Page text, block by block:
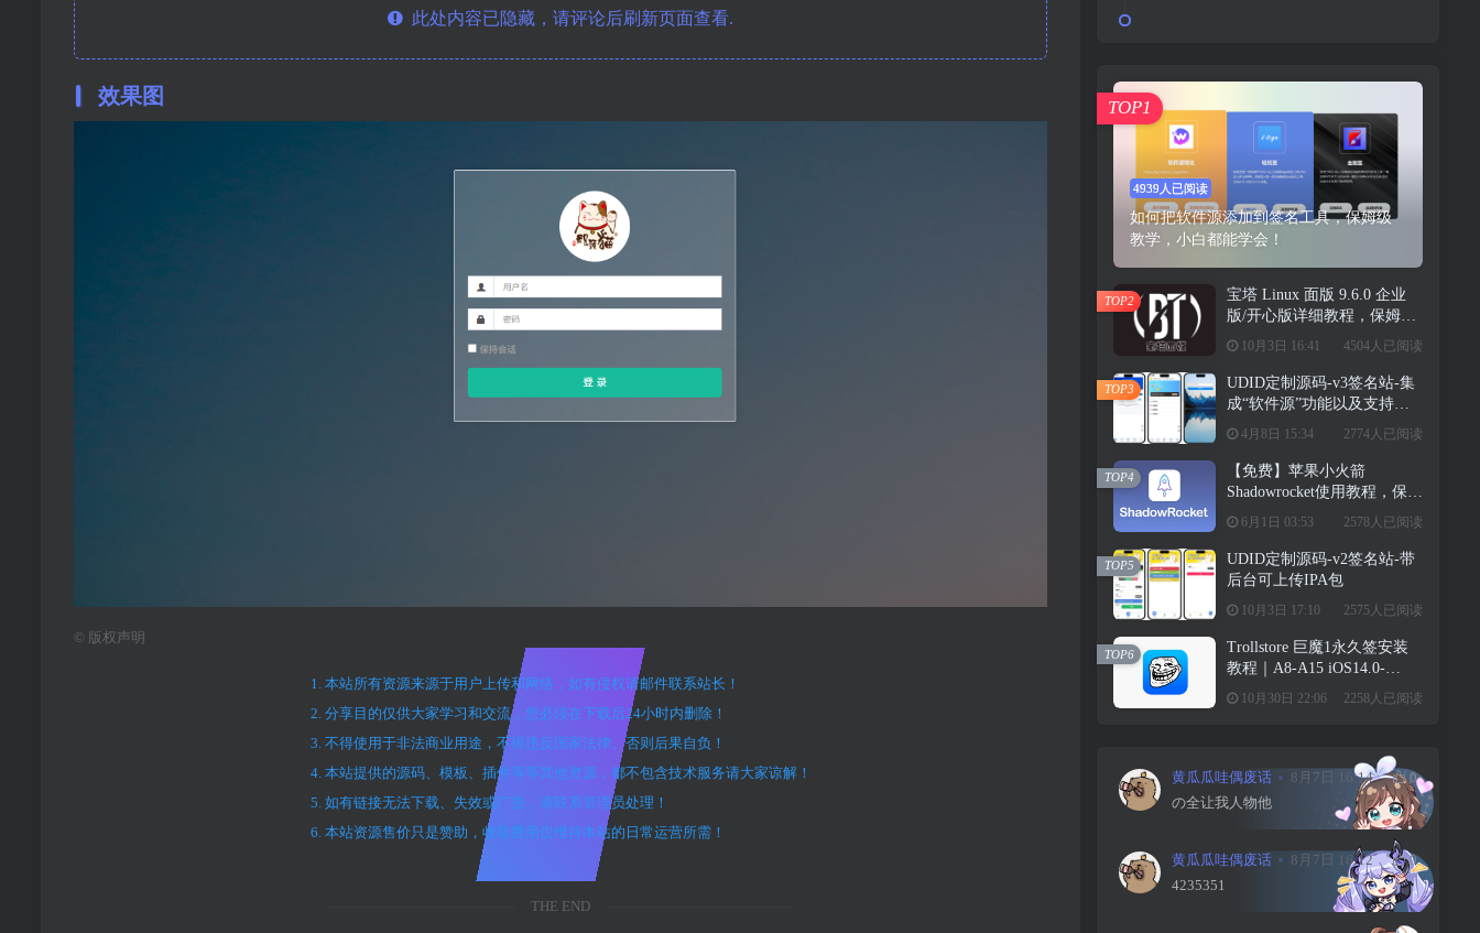
此处内容已隐藏，请评论后刷新页面查看.
效果图
© 版权声明
1. 本站所有资源来源于用户上传和网络，如有侵权请邮件联系站长！
2. 分享目的仅供大家学习和交流，您必须在下载后24小时内删除！
3. 不得使用于非法商业用途，不得违反国家法律。否则后果自负！
4. 本站提供的源码、模板、插件等等其他资源，都不包含技术服务请大家谅解！
5. 如有链接无法下载、失效或广告，请联系管理员处理！
6. 本站资源售价只是赞助，收取费用仅维持本站的日常运营所需！
THE END
4939人已阅读
如何把软件源添加到签名工具，保姆级
教学，小白都能学会！
TOP1
宝塔 Linux 面版 9.6.0 企业
版/开心版详细教程，保姆级
10月3日 16:41 4504人已阅读
TOP2
UDID定制源码-v3签名站-集
成“软件源”功能以及支持上
4月8日 15:34 2774人已阅读
TOP3
【免费】苹果小火箭
Shadowrocket使用教程，保姆
级教学请勿用于违法行为！
6月1日 03:53 2578人已阅读
TOP4
UDID定制源码-v2签名站-带
后台可上传IPA包
10月3日 17:10 2575人已阅读
TOP5
Trollstore 巨魔1永久签安装
教程｜A8-A15 iOS14.0-
15.4.1
10月30日 22:06 2258人已阅读
TOP6
黄瓜瓜哇偶废话 8月7日 16:14
0
の全让我人物他
黄瓜瓜哇偶废话 8月7日 16:12
0
4235351